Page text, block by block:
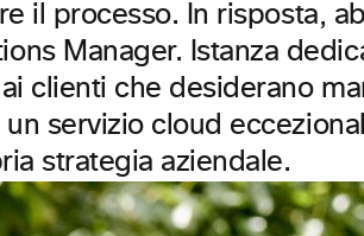
il processo. In risposta,
Manager. Istanza
clienti che desiderano
un servizio cloud
strategia aziendale.